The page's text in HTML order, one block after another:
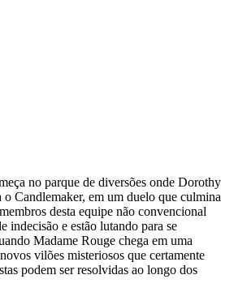
no parque de diversões onde Dorothy
Candlemaker, em um duelo que culmina
desta equipe não convencional
indecisão e estão lutando para se
Madame Rouge chega em uma
vilões misteriosos que certamente
podem ser resolvidas ao longo dos